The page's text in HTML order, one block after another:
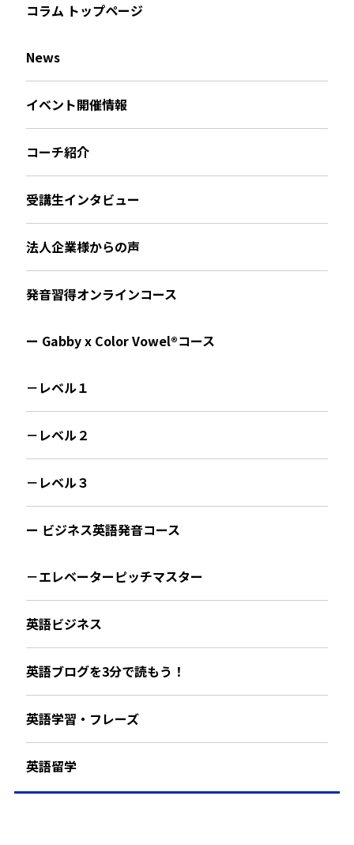
コラム トップページ
News
イベント開催情報
コーチ紹介
受講生インタビュー
法人企業様からの声
発音習得オンラインコース
ー Gabby x Color Vowel®︎コース
－レベル１
－レベル２
－レベル３
ー ビジネス英語発音コース
－エレベーターピッチマスター
英語ビジネス
英語ブログを3分で読もう！
英語学習・フレーズ
英語留学